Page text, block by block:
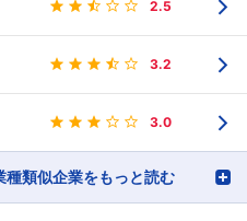
2.5
3.2
3.0
種類似企業をもっと読む